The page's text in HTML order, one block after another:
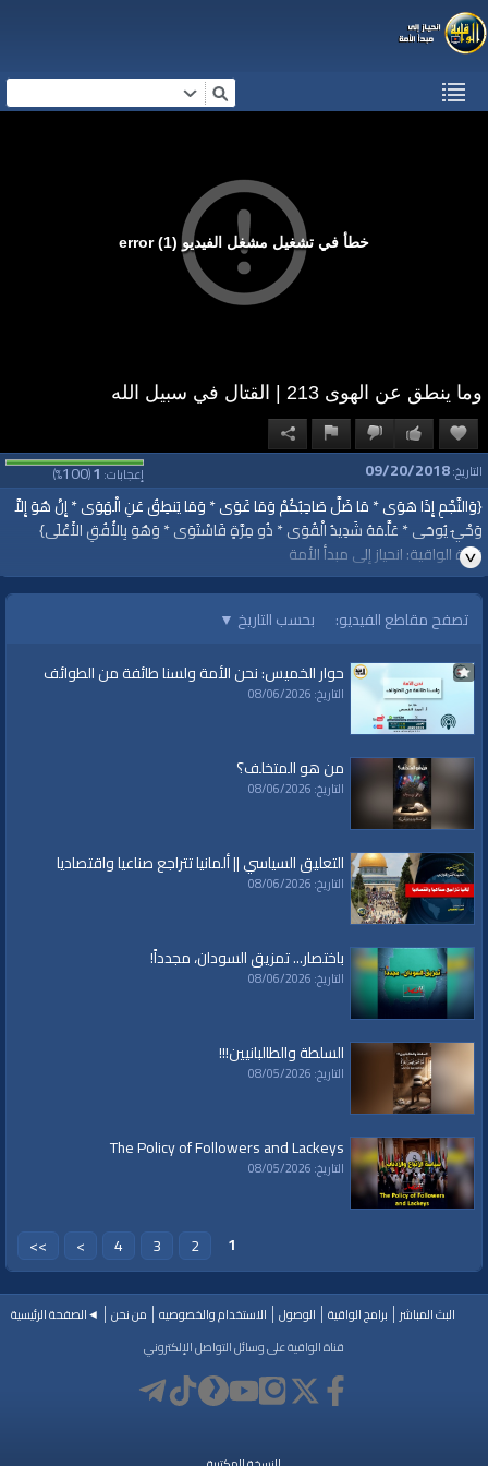
خطأ في تشغيل مشغل الفيديو (1) error
وما ينطق عن الهوى 213 | القتال في سبيل الله
إعجابات:1
(
100
%) التاريخ:09/20/2018
{وَالنَّجْمِ إِذَا هَوَى * مَا ضَلَّ صَاحِبُكُمْ وَمَا غَوَى * وَمَا يَنطِقُ عَنِ الْهَوَى * إِنْ هُوَ إِلاَّ
وَحْيٌ يُوحَى * عَلَّمَهُ شَدِيدُ الْقُوَى * ذُو مِرَّةٍ فَاسْتَوَى * وَهُوَ بِالأُفُقِ الأَعْلَى}
قناة الواقية: انحياز إلى مبدأ الأمة
#الواقية
www.alwaqiyah.tv | facebook.com/alwaqiyahtv | alwaqiyahtv@twitter
الفئات:
أرشيف الواقية»وما ينطق عن الهوى
برامج الواقية
العلامات:قناة|الواقية |حديث|محمد| رسول|القتال|سبيل|وما ينطق عن
الهوى
تصفح مقاطع الفيديو: بحسب التاريخ ▼
حوار الخميس: نحن الأمة ولسنا طائفة من الطوائف
التاريخ: 08/06/2026
من هو المتخلف؟
التاريخ: 08/06/2026
التعليق السياسي || ألمانيا تتراجع صناعيا واقتصاديا
التاريخ: 08/06/2026
باختصار... تمزيق السودان، مجدداً!
التاريخ: 08/06/2026
السلطة والطالبانيين!!!
التاريخ: 08/05/2026
The Policy of Followers and Lackeys
التاريخ: 08/05/2026
1
2
3
4
>
>>
البث المباشر برامج الواقية الوصول الاستخدام والخصوصيه من نحن
◄الصفحة الرئيسية
قناة الواقية على وسائل التواصل الإلكتروني